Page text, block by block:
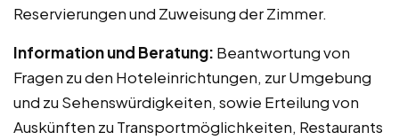
Reservierungen und Zuweisung der Zimmer.
Information und Beratung: Beantwortung von
Fragen zu den Hoteleinrichtungen, zur Umgebung
und zu Sehenswürdigkeiten, sowie Erteilung von
Auskünften zu Transportmöglichkeiten, Restaurants